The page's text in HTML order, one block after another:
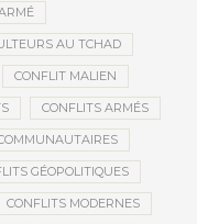
AU TCHAD
CONFLIT MALIEN
CONFLITS ARMÉS
GÉOPOLITIQUES
CONFLITS MODERNES